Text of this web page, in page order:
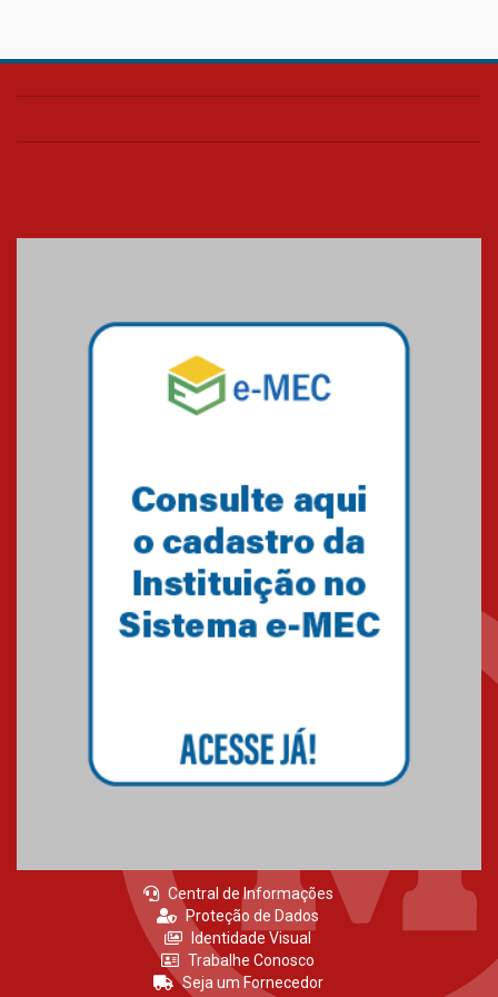
Central de Informações
Proteção de Dados
Identidade Visual
Trabalhe Conosco
Seja um Fornecedor